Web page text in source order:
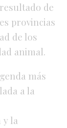
de
provincias
de los
animal.
más
a la
la